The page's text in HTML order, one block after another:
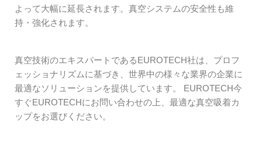
よって大幅に延長されます。真空システムの安全性も維
持・強化されます。
真空技術のエキスパートであるEUROTECH社は、プロフ
ェッショナリズムに基づき、世界中の様々な業界の企業に
最適なソリューションを提供しています。 EUROTECH今
すぐEUROTECHにお問い合わせの上、最適な真空吸着カ
ップをお選びください。